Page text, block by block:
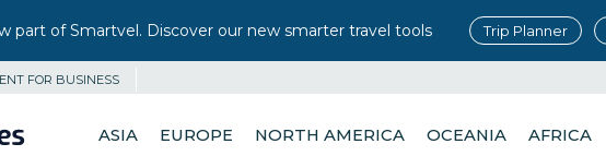
part of Smartvel. Discover our new smarter travel tools Trip Planner
FOR BUSINESS
ASIA EUROPE NORTH AMERICA OCEANIA AFRICA